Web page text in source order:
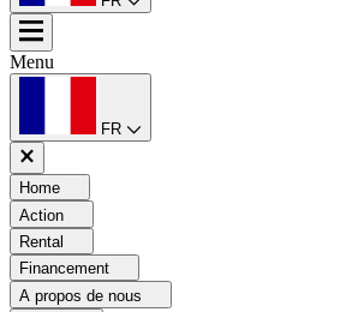
Menu
FR
Home
Action
Rental
Financement
A propos de nous